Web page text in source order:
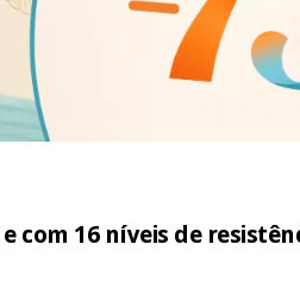
com 16 níveis de